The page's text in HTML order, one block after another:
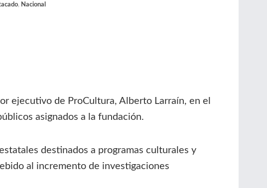
, Nacional
ejecutivo de ProCultura, Alberto Larraín, en el
asignados a la fundación.
destinados a programas culturales y
al incremento de investigaciones